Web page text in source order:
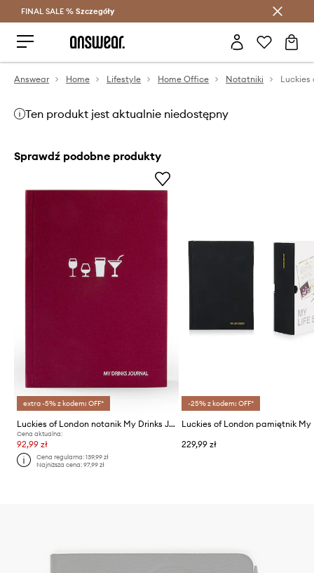
Oszczędzaj z Answear Club >
FINAL SALE % Szczegóły
Answear Home Lifestyle Home Office Notatniki
Ten produkt jest aktualnie niedostępny
Sprawdź podobne produkty
extra -5% z kodem: OFF*
Luckies of London notanik My Drinks Journal
Cena aktualna:
92,99 zł
Cena regularna:139,99 zł
Najniższa cena:97,99 zł
-25% z kodem: OFF*
229,99 zł